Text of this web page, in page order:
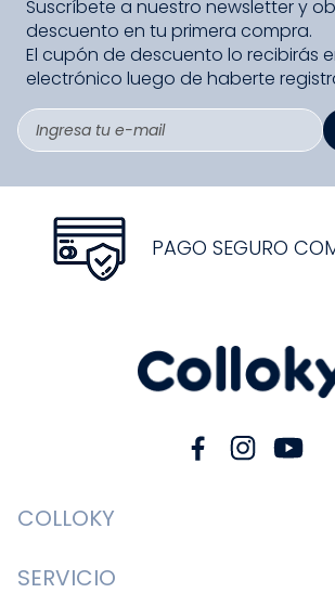
Suscríbete a nuestro newsletter y
descuento en tu primera compra.
El cupón de descuento lo recibirás
electrónico luego de haberte
PAGO SEGURO
COLLOKY
SERVICIO